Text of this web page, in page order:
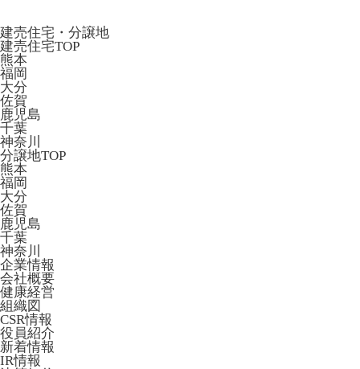
建売住宅・分譲地
建売住宅TOP
熊本
福岡
大分
佐賀
鹿児島
千葉
神奈川
分譲地TOP
熊本
福岡
大分
佐賀
鹿児島
千葉
神奈川
企業情報
会社概要
健康経営
組織図
CSR情報
役員紹介
新着情報
IR情報